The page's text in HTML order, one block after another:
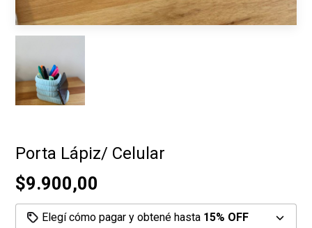
Porta Lápiz/ Celular
$9.900,00
Elegí cómo pagar y obtené hasta 15% OFF